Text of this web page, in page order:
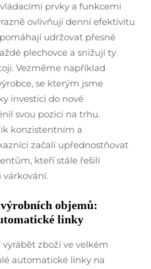
prvky a funkcemi
ovlivňují denní efektivitu
udržovat přesné
plechovce a snižují ty
Vezměme například
se kterým jsme
investici do nové
svou pozici na trhu.
konzistentním a
začali upřednostňovat
kteří stále řešili
objemů:
linky
zboží ve velkém
automatické linky na